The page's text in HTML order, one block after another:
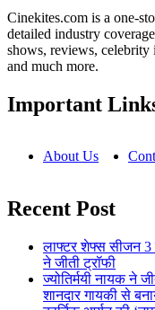
Cinekites.com is a one-
detailed industry
shows, reviews, celebrity
and much more.
Important
About Us
Recent Post
लाफ्टर शेफ्स सीजन 3
ने जीती ट्रॉफी
ज्योतिर्मयी नायक ने
शानदार गायकी से